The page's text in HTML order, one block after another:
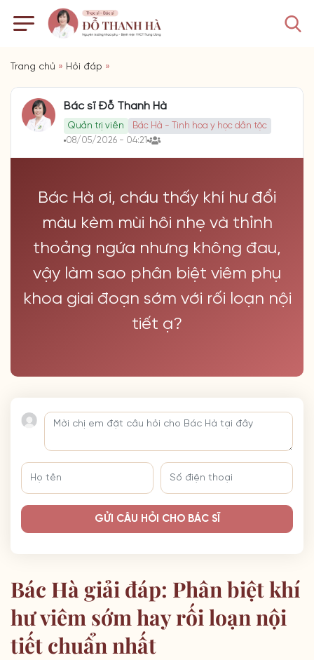
Trang chủ » Hỏi đáp »
Bác sĩ Đỗ Thanh Hà
Quản trị viên
Bác Hà - Tinh hoa y học dân tộc
08/05/2026 - 04:21
Bác Hà ơi, cháu thấy khí hư đổi
màu kèm mùi hôi nhẹ và thỉnh
thoảng ngứa nhưng không đau,
vậy làm sao phân biệt viêm phụ
khoa giai đoạn sớm với rối loạn nội
tiết ạ?
GỬI CÂU HỎI CHO BÁC SĨ
Bác Hà giải đáp: Phân biệt khí
hư viêm sớm hay rối loạn nội
tiết chuẩn nhất